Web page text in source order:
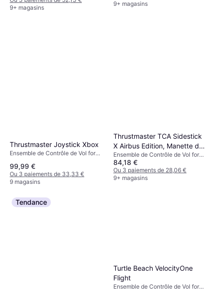
9+ magasins
9+ magasins
Thrustmaster Joystick Xbox
Ensemble de Contrôle de Vol for
99,99 €
Ou 3 paiements de 33,33 €
9 magasins
Thrustmaster TCA Sidestick
X Airbus Edition, Manette de
jeu
Ensemble de Contrôle de Vol for
PC, Xbox One
84,18 €
Ou 3 paiements de 28,06 €
9+ magasins
Tendance
Turtle Beach VelocityOne
Flight
Ensemble de Contrôle de Vol for